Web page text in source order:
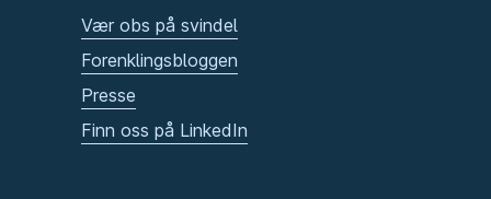
Vær obs på svindel
Forenklingsbloggen
Presse
Finn oss på LinkedIn